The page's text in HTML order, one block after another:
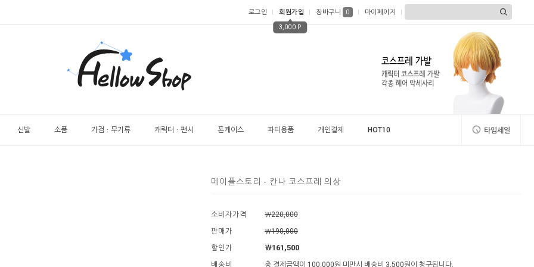
로그인 회원가입
3,000 P
장바구니 0 마이페이지
신발 소품 가검ㆍ무기류 캐릭터ㆍ팬시 폰케이스 파티용품 개인결제 HOT10 타임세일
메이플스토리 - 칸나 코스프레 의상
소비자가격
￦220,000
판매가
￦190,000
할인가
￦161,500
배송비 총 결제금액이 100,000원 미만시 배송비 3,500원이 청구됩니다.